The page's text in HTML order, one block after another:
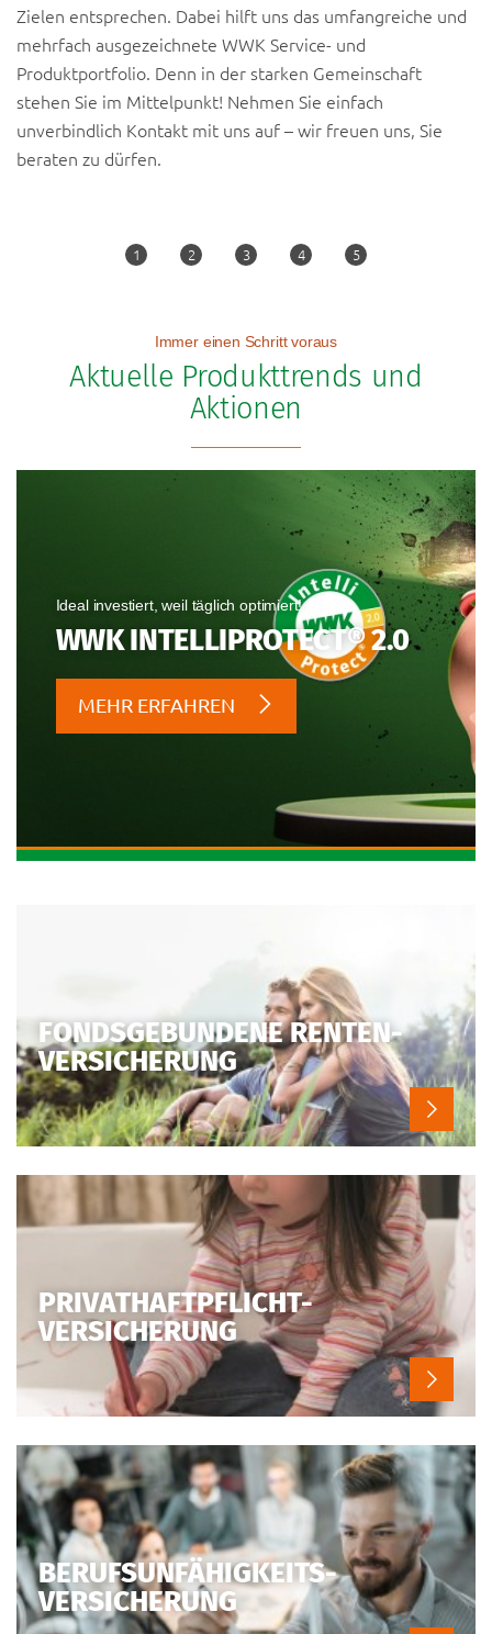
Zielen entsprechen. Dabei hilft uns das umfangreiche und
mehrfach ausgezeichnete WWK Service- und
Produktportfolio. Denn in der starken Gemeinschaft
stehen Sie im Mittelpunkt! Nehmen Sie einfach
unverbindlich Kontakt mit uns auf – wir freuen uns, Sie
beraten zu dürfen.
Aktuelle Produkttrends und
Aktionen
Immer einen Schritt voraus
WWK INTELLIPROTECT® 2.0
Ideal investiert, weil täglich optimiert!
MEHR ERFAHREN
FONDSGEBUNDENE RENTEN-
VERSICHERUNG
PRIVAT­HAFTPFLICHT-
VERSICHERUNG
BERUFS­UNFÄHIGKEITS-
VERSICHERUNG